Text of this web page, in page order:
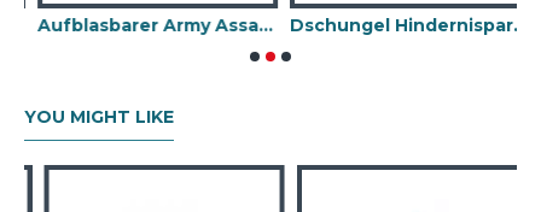
Aufblasbarer Army Assault Course Dschungel Hindernisparcours
YOU MIGHT LIKE